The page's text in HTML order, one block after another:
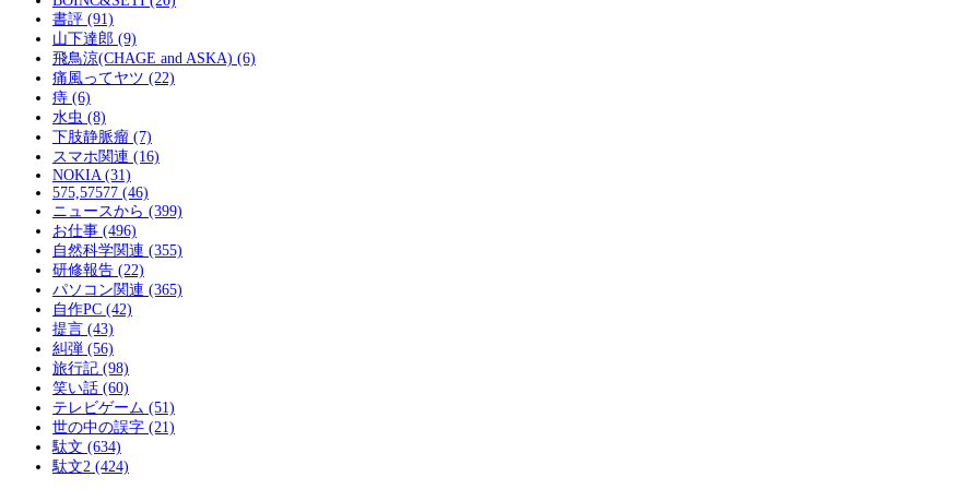
書評 (91)
山下達郎 (9)
飛鳥涼(CHAGE and ASKA) (6)
痛風ってヤツ (22)
痔 (6)
水虫 (8)
下肢静脈瘤 (7)
スマホ関連 (16)
NOKIA (31)
575,57577 (46)
ニュースから (399)
お仕事 (496)
自然科学関連 (355)
研修報告 (22)
パソコン関連 (365)
自作PC (42)
提言 (43)
糾弾 (56)
旅行記 (98)
笑い話 (60)
テレビゲーム (51)
世の中の誤字 (21)
駄文 (634)
駄文2 (424)